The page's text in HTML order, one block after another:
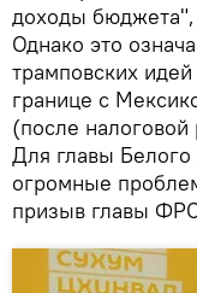
доходы бюджета",
Однако это
трамповских
границе с
(после
Для главы Белого
огромные
призыв главы